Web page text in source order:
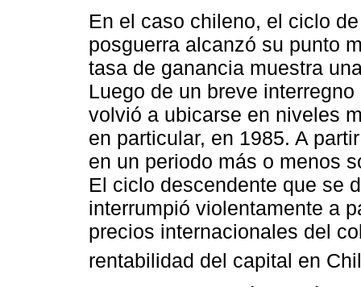
En el caso chileno, el ciclo
posguerra alcanzó su punto
tasa de ganancia muestra
Luego de un breve
volvió a ubicarse en niveles
en particular, en 1985. A
en un periodo más o menos
El ciclo descendente que se
interrumpió violentamente a
precios internacionales del
rentabilidad del capital en